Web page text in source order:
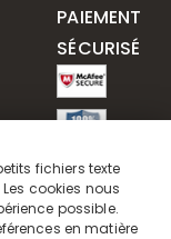
PAIEMENT
SÉCURISÉ
fichiers texte
cookies nous
possible.
en matière